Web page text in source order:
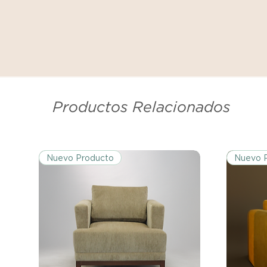
Productos Relacionados
Nuevo Producto Nuevo